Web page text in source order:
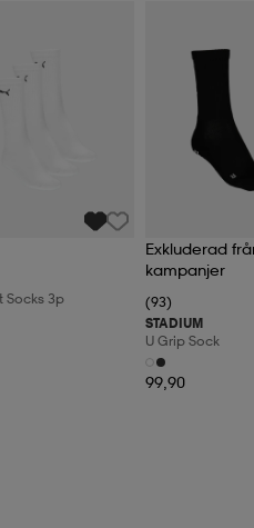
Socks 3p
Exkluderad
kampanjer
(93)
STADIUM
U Grip Sock
99,90